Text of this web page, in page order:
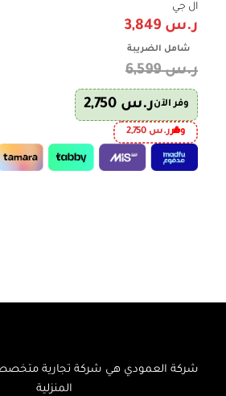
ال جي
ر.س
شامل الضريبة
ر.س6,599
وفر الآنر.س
وفرر.س 2,750
شركة العمودي هي شركة تجارية
المنزلية